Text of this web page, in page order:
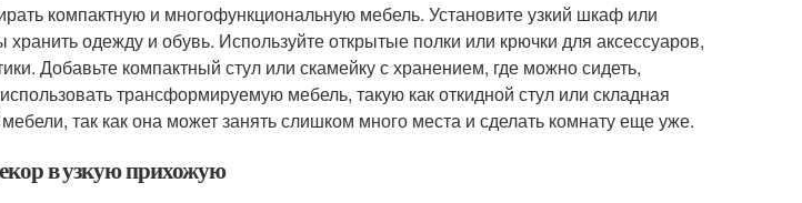
компактную и многофункциональную мебель. Установите узкий шкаф или
одежду и обувь. Используйте открытые полки или крючки для аксессуаров,
Добавьте компактный стул или скамейку с хранением, где можно сидеть,
трансформируемую мебель, такую как откидной стул или складная
так как она может занять слишком много места и сделать комнату еще уже.
в узкую прихожую